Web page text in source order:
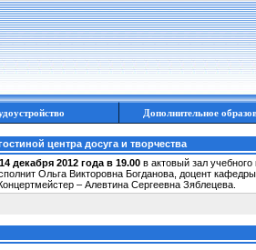
Дополнительное
центра досуга и творчества
14 декабря 2012 года в 19.00 в актовый зал
Ольга Викторовна Богданова, доцент
– Алевтина Сергеевна Зяблецева.